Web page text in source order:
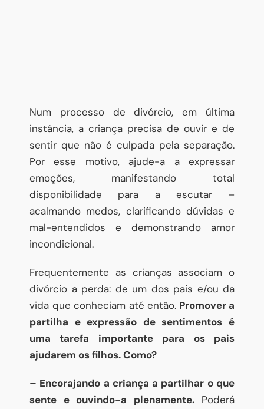
Num processo de divórcio, em última
instância, a criança precisa de ouvir e de
sentir que não é culpada pela separação.
Por esse motivo, ajude-a a expressar
emoções, manifestando total
disponibilidade para a escutar –
acalmando medos, clarificando dúvidas e
mal-entendidos e demonstrando amor
incondicional.
Frequentemente as crianças associam o
divórcio a perda: de um dos pais e/ou da
vida que conheciam até então. Promover a
partilha e expressão de sentimentos é
uma tarefa importante para os pais
ajudarem os filhos. Como?
– Encorajando a criança a partilhar o que
sente e ouvindo-a plenamente.Poderá